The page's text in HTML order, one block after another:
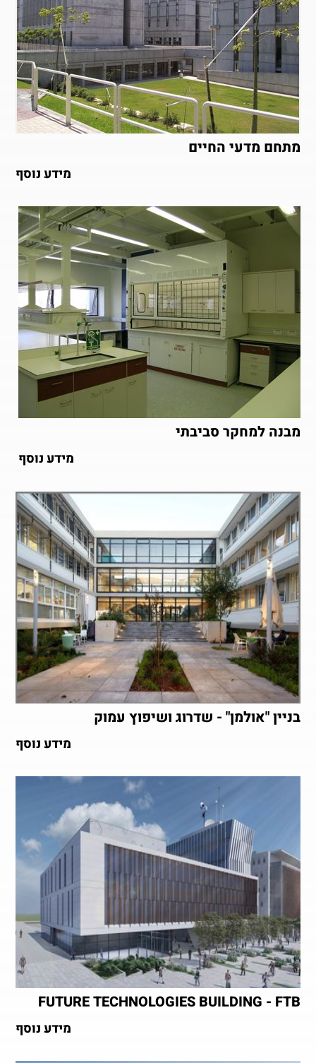
מתחם מדעי החיים
מידע נוסף
מבנה למחקר סביבתי
מידע נוסף
בניין "אולמן" - שדרוג ושיפוץ עמוק
מידע נוסף
FUTURE TECHNOLOGIES BUILDING - FTB
מידע נוסף